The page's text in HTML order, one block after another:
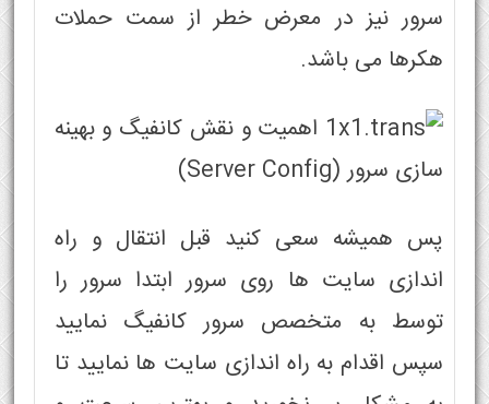
سرور نیز در معرض خطر از سمت حملات
هکرها می باشد.
پس همیشه سعی کنید قبل انتقال و راه
اندازی سایت ها روی سرور ابتدا سرور را
توسط به متخصص سرور کانفیگ نمایید
سپس اقدام به راه اندازی سایت ها نمایید تا